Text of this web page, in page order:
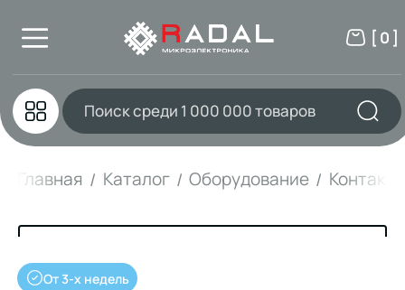
[ 0 ]
Главная Каталог Оборудование
От 3-х недель